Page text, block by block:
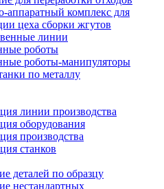
аппаратный комплекс для
цеха сборки жгутов
линии
роботы
роботы-манипуляторы
по металлу
линии производства
оборудования
производства
станков
деталей по образцу
нестандартных